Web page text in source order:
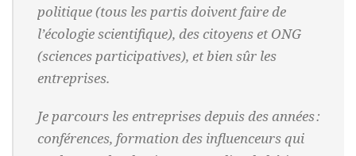
politique (tous les partis doivent faire de
l’écologie scientifique), des citoyens et ONG
(sciences participatives), et bien sûr les
entreprises.
Je parcours les entreprises depuis des années :
conférences, formation des influenceurs qui